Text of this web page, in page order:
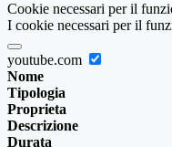
Cookie necessari per il
I cookie necessari per il
youtube.com
Nome
Tipologia
Proprieta
Descrizione
Durata